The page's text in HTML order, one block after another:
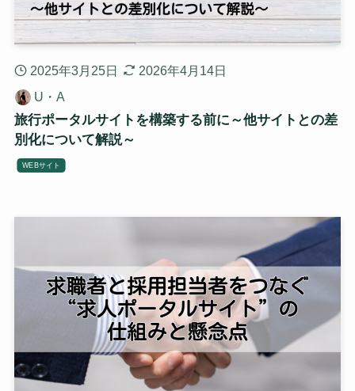
2025年3月25日
2026年4月14日
U・A
旅行ポータルサイトを構築する前に～他サイトとの差
別化について解説～
WEBサイト